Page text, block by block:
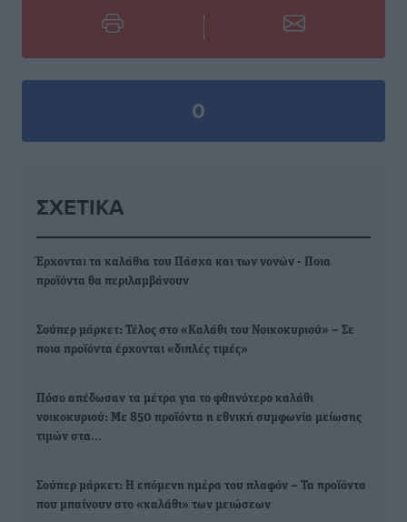
0
ΣΧΕΤΙΚΆ
Έρχονται τα καλάθια του Πάσχα και των νονών - Ποια
προϊόντα θα περιλαμβάνουν
Σούπερ μάρκετ: Τέλος στο «Καλάθι του Νοικοκυριού» – Σε
ποια προϊόντα έρχονται «διπλές τιμές»
Πόσο απέδωσαν τα μέτρα για το φθηνότερο καλάθι
νοικοκυριού: Με 850 προϊόντα η εθνική συμφωνία μείωσης
τιμών στα…
Σούπερ μάρκετ: Η επόμενη ημέρα του πλαφόν – Τα προϊόντα
που μπαίνουν στο «καλάθι» των μειώσεων